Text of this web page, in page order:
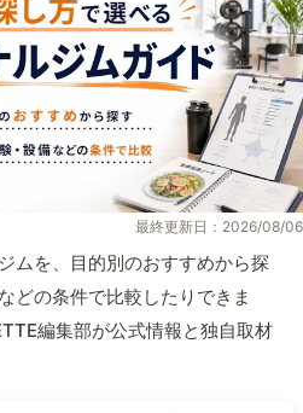
最終更新日：2026/08/06
ムを、目的別のおすすめから探
どの条件で比較したりできま
編集部が公式情報と独自取材